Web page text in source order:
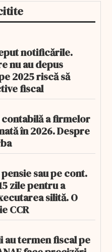
notificările.
nu au depus
2025 riscă să
fiscal
a firmelor
în 2026. Despre
sau pe cont.
zile pentru a
silită. O
CCR
termen fiscal pe